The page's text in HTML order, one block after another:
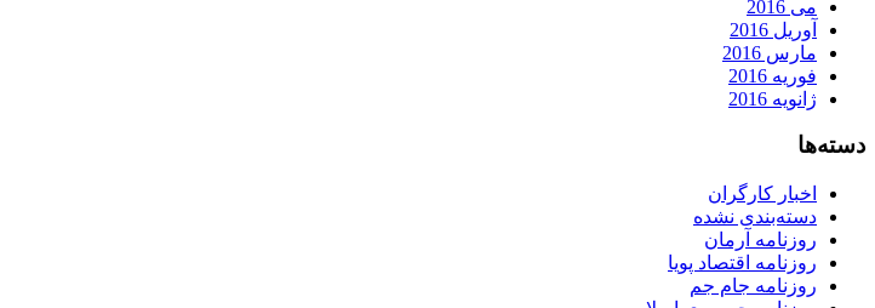
می 2016
آوریل 2016
مارس 2016
فوریه 2016
ژانویه 2016
دسته‌ها
اخبار کارگران
دسته‌بندی نشده
روزنامه آرمان
روزنامه اقتصاد پویا
روزنامه جام جم